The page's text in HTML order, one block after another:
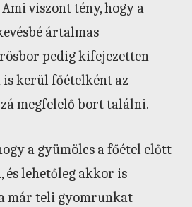
viszont tény, hogy a
ártalmas
pedig kifejezetten
is kerül főételként az
megfelelő bort találni.
a gyümölcs a főétel előtt
lehetőleg akkor is
már teli gyomrunkat